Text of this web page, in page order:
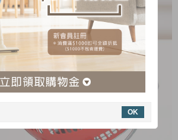
OK